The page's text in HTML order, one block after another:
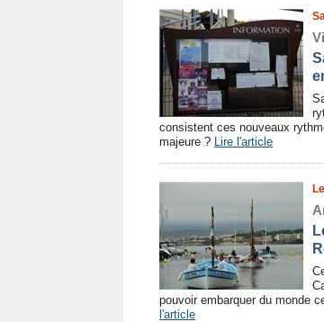
consistent ces nouveaux
majeure ? Lire l'article
pouvoir embarquer du monde
l'article